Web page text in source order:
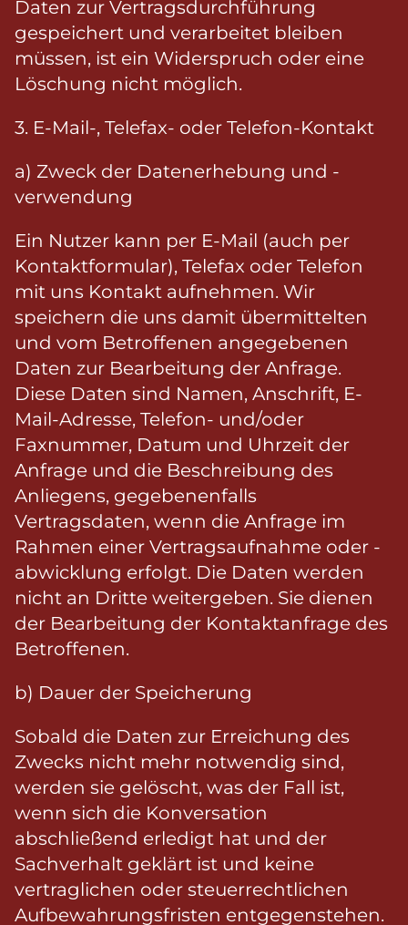
Daten zur Vertragsdurchführung
gespeichert und verarbeitet bleiben
müssen, ist ein Widerspruch oder eine
Löschung nicht möglich.
3. E-Mail-, Telefax- oder Telefon-Kontakt
a) Zweck der Datenerhebung und -
verwendung
Ein Nutzer kann per E-Mail (auch per
Kontaktformular), Telefax oder Telefon
mit uns Kontakt aufnehmen. Wir
speichern die uns damit übermittelten
und vom Betroffenen angegebenen
Daten zur Bearbeitung der Anfrage.
Diese Daten sind Namen, Anschrift, E-
Mail-Adresse, Telefon- und/oder
Faxnummer, Datum und Uhrzeit der
Anfrage und die Beschreibung des
Anliegens, gegebenenfalls
Vertragsdaten, wenn die Anfrage im
Rahmen einer Vertragsaufnahme oder -
abwicklung erfolgt. Die Daten werden
nicht an Dritte weitergeben. Sie dienen
der Bearbeitung der Kontaktanfrage des
Betroffenen.
b) Dauer der Speicherung
Sobald die Daten zur Erreichung des
Zwecks nicht mehr notwendig sind,
werden sie gelöscht, was der Fall ist,
wenn sich die Konversation
abschließend erledigt hat und der
Sachverhalt geklärt ist und keine
vertraglichen oder steuerrechtlichen
Aufbewahrungsfristen entgegenstehen.